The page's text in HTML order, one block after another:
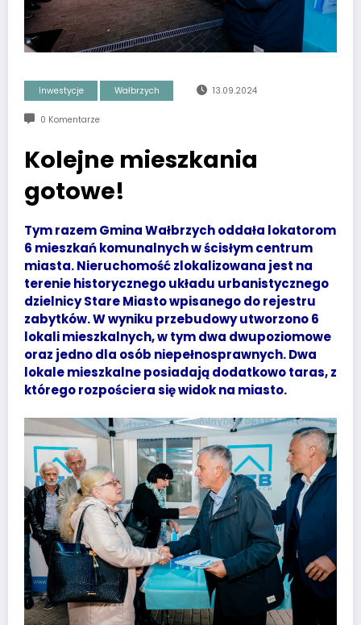
Inwestycje Wałbrzych 13.09.2024
0 Komentarze
Kolejne mieszkania
gotowe!
Tym razem Gmina Wałbrzych oddała lokatorom
6 mieszkań komunalnych w ścisłym centrum
miasta. Nieruchomość zlokalizowana jest na
terenie historycznego układu urbanistycznego
dzielnicy Stare Miasto wpisanego do rejestru
zabytków. W wyniku przebudowy utworzono 6
lokali mieszkalnych, w tym dwa dwupoziomowe
oraz jedno dla osób niepełnosprawnych. Dwa
lokale mieszkalne posiadają dodatkowo taras, z
którego rozpościera się widok na miasto.